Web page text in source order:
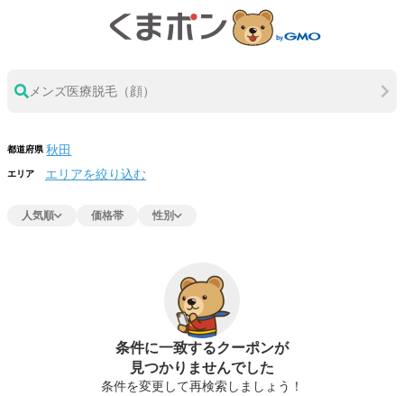
メンズ医療脱毛（顔）
都道府県
エリア エリアを絞り込む
人気順 価格帯 性別
条件に一致するクーポンが
見つかりませんでした
条件を変更して再検索しましょう！